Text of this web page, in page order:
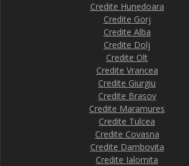
Credite Hunedoara
Credite Gorj
Credite Alba
Credite Dolj
Credite Olt
Credite Vrancea
Credite Giurgiu
Credite Brasov
Credite Maramures
Credite Tulcea
Credite Covasna
Credite Dambovita
Credite Ialomita